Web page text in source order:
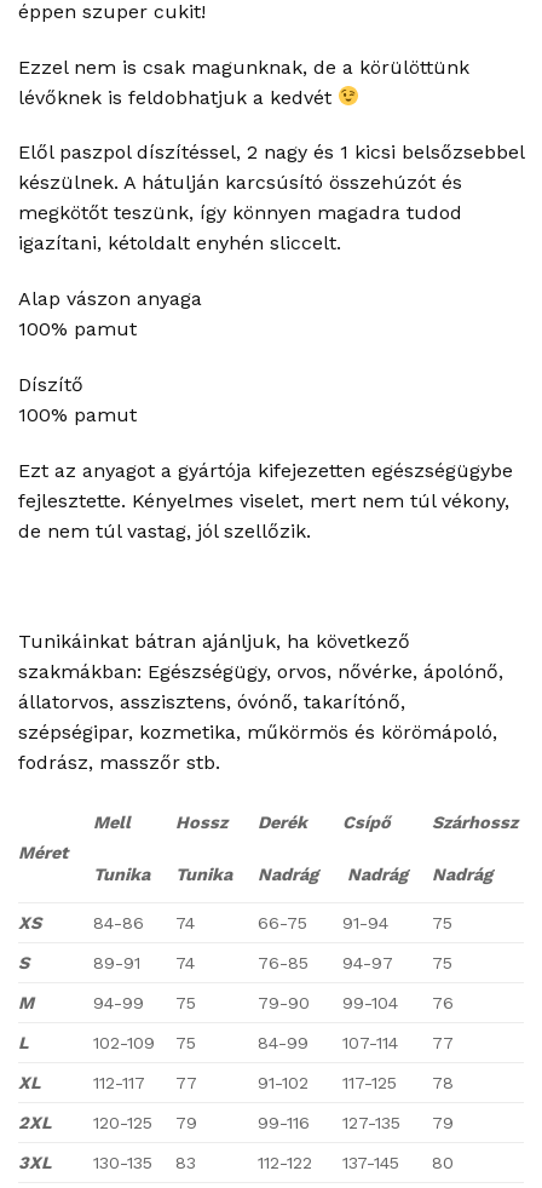
éppen szuper cukit!
Ezzel nem is csak magunknak, de a körülöttünk
lévőknek is feldobhatjuk a kedvét
Elől paszpol díszítéssel, 2 nagy és 1 kicsi belsőzsebbel
készülnek. A hátulján karcsúsító összehúzót és
megkötőt teszünk, így könnyen magadra tudod
igazítani, kétoldalt enyhén sliccelt.
Alap vászon anyaga
100% pamut
Díszítő
100% pamut
Ezt az anyagot a gyártója kifejezetten egészségügybe
fejlesztette. Kényelmes viselet, mert nem túl vékony,
de nem túl vastag, jól szellőzik.
Tunikáinkat bátran ajánljuk, ha következő
szakmákban: Egészségügy, orvos, nővérke, ápolónő,
állatorvos, asszisztens, óvónő, takarítónő,
szépségipar, kozmetika, műkörmös és körömápoló,
fodrász, masszőr stb.
Méret
Mell
Tunika
Hossz
Tunika
Derék
Nadrág
Csípő
Nadrág
Szárhossz
Nadrág
XS 84-86 74 66-75 91-94 75
S 89-91 74 76-85 94-97 75
M 94-99 75 79-90 99-104 76
L 102-109 75 84-99 107-114 77
XL 112-117 77 91-102 117-125 78
2XL 120-125 79 99-116 127-135 79
3XL 130-135 83 112-122 137-145 80